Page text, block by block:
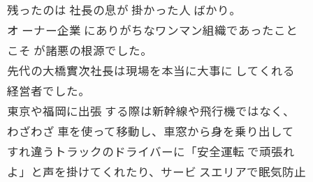
残ったのは 社長の息が 掛かった人 ばかり。
オ ーナー企業 にありがちなワンマン組織であったこと
こそ が諸悪の根源でした。
先代の大橋實次社長は現場を本当に大事に してくれる
経営者でした。
東京や福岡に出張 する際は新幹線や飛行機ではなく、
わざわざ 車を使って移動し、車窓から身を乗り出して
すれ違うトラックのドライバーに「安全運転 で頑張れ
よ」と声を掛けてくれたり、サービ スエリアで眠気防止